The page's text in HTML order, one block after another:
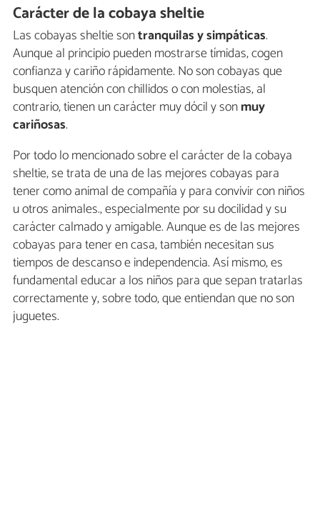
Carácter de la cobaya sheltie
Las cobayas sheltie sontranquilas y simpáticas.
Aunque al principio pueden mostrarse tímidas, cogen
confianza y cariño rápidamente. No son cobayas que
busquen atención con chillidos o con molestias, al
contrario, tienen un carácter muy dócil y sonmuy
cariñosas.
Por todo lo mencionado sobre el carácter de la cobaya
sheltie, se trata de una de las mejores cobayas para
tener como animal de compañía y para convivir con niños
u otros animales., especialmente por su docilidad y su
carácter calmado y amigable. Aunque es de las mejores
cobayas para tener en casa, también necesitan sus
tiempos de descanso e independencia. Así mismo, es
fundamental educar a los niños para que sepan tratarlas
correctamente y, sobre todo, que entiendan que no son
juguetes.